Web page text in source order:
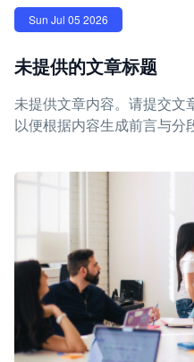
Sun Jul 05 2026
未提供的文章标题
未提供文章内容。请提交文
以便根据内容生成前言与分